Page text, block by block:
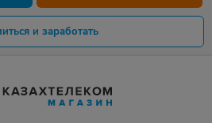
и заработать